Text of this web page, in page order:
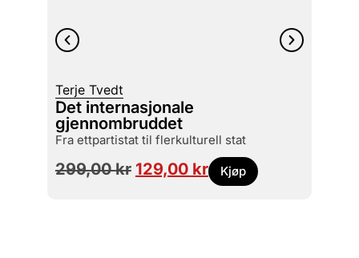
Terje Tvedt
Det internasjonale
gjennombruddet
fra ettpartistat til flerkulturell stat
299,00kr 129,00 kr Kjøp